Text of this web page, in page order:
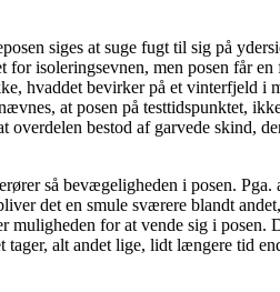
siges at suge fugt til sig på
for isoleringsevnen, men posen får
hvaddet bevirker på et vinterfjeld i
at posen på testtidspunktet,
overdelen bestod af garvede skind,
så bevægeligheden i posen. Pga.
det en smule sværere blandt
muligheden for at vende sig i posen.
tager, alt andet lige, lidt længere tid